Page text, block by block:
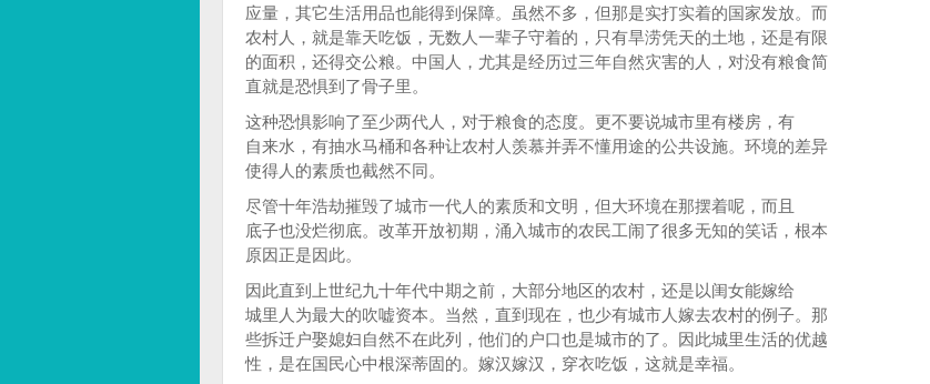
应量，其它生活用品也能得到保障。虽然不多，但那是实打实着的国家发放。而
农村人，就是靠天吃饭，无数人一辈子守着的，只有旱涝凭天的土地，还是有限
的面积，还得交公粮。中国人，尤其是经历过三年自然灾害的人，对没有粮食简
直就是恐惧到了骨子里。
这种恐惧影响了至少两代人，对于粮食的态度。更不要说城市里有楼房，有
自来水，有抽水马桶和各种让农村人羡慕并弄不懂用途的公共设施。环境的差异
使得人的素质也截然不同。
尽管十年浩劫摧毁了城市一代人的素质和文明，但大环境在那摆着呢，而且
底子也没烂彻底。改革开放初期，涌入城市的农民工闹了很多无知的笑话，根本
原因正是因此。
因此直到上世纪九十年代中期之前，大部分地区的农村，还是以闺女能嫁给
城里人为最大的吹嘘资本。当然，直到现在，也少有城市人嫁去农村的例子。那
些拆迁户娶媳妇自然不在此列，他们的户口也是城市的了。因此城里生活的优越
性，是在国民心中根深蒂固的。嫁汉嫁汉，穿衣吃饭，这就是幸福。